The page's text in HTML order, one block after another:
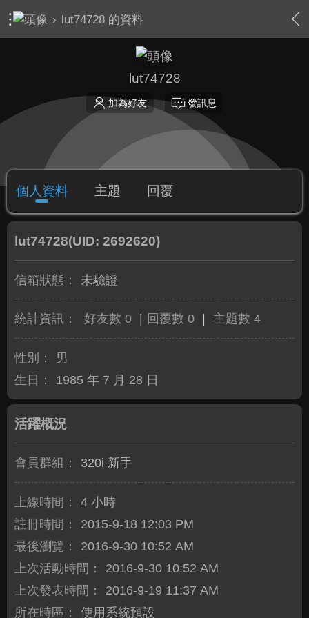
› lut74728 的資料
lut74728
加為好友 發訊息
個人資料 主題 回覆
lut74728(UID: 2692620)
信箱狀態： 未驗證
統計資訊： 好友數 0 回覆數 0 主題數 4
性別：
男
生日：
1985 年 7 月 28 日
活躍概況
會員群組： 320i 新手
上線時間：
4 小時
註冊時間：
2015-9-18 12:03 PM
最後瀏覽：
2016-9-30 10:52 AM
上次活動時間：
2016-9-30 10:52 AM
上次發表時間：
2016-9-19 11:37 AM
所在時區：
使用系統預設